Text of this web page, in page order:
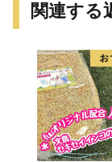
関連する